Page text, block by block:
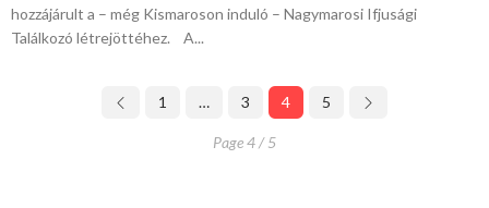
hozzájárult a – még Kismaroson induló – Nagymarosi Ifjusági
Találkozó létrejöttéhez. A...
1 … 3 4 5
Page 4 / 5